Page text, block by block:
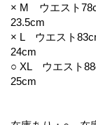
× M ウエスト
23.5cm
× L ウエスト
24cm
○ XL ウエスト
25cm